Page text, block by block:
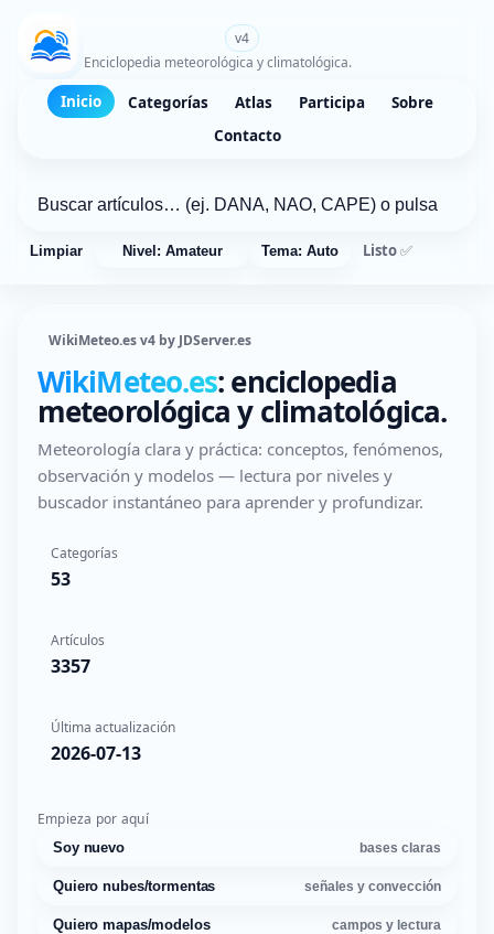
v4
Enciclopedia meteorológica y climatológica.
Inicio Categorías Atlas Participa
Sobre
Contacto
Limpiar Nivel: Amateur Tema: Auto Listo ✅
WikiMeteo.es v4 by JDServer.es
WikiMeteo.es: enciclopedia
meteorológica y climatológica.
Meteorología clara y práctica: conceptos, fenómenos,
observación y modelos — lectura por niveles y
buscador instantáneo para aprender y profundizar.
Categorías
53
Artículos
3357
Última actualización
2026-07-13
Empieza por aquí
Soy nuevo bases claras
Quiero nubes/tormentas señales y convección
Quiero mapas/modelos campos y lectura